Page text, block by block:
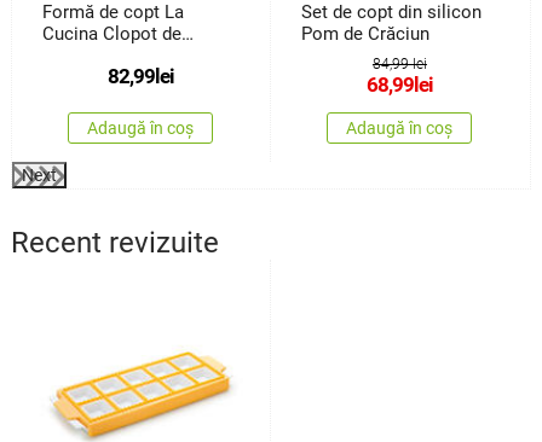
Formă de copt La
Cucina Clopot de
82,99lei
Adaugă în coș
Set de copt din silicon
Pom de Crăciun
84,99 lei
68,99lei
Adaugă în coș
Next
Recent revizuite